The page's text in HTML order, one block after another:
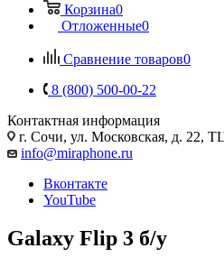
Корзина0
Отложенные0
Сравнение товаров0
8 (800) 500-00-22
Контактная информация
г. Сочи, ул. Московская, д. 22,
info@miraphone.ru
Вконтакте
YouTube
Galaxy Flip 3 б/у